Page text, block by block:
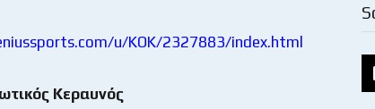
u/KOK/2327883/index.html
Κεραυνός